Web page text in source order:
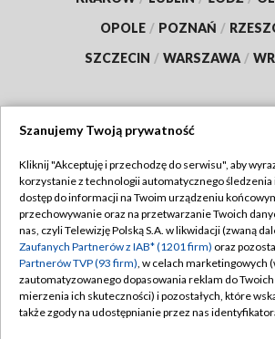
OPOLE / POZNAŃ /
SZCZECIN / WARSZAWA /
TVP
Abonament TVP
Emisja w TVP
Centrum informacji TVP
Naziemna Telewizja Cyfrowa
Regulamin TVP
Polityka
Moje zgody
Pomoc
Szanujemy Twoją prywatność
Kliknij "Akceptuję i przechodzę do serwisu", aby
korzystanie z technologii automatycznego śledzenia
dostęp do informacji na Twoim urządzeniu
przechowywanie oraz na przetwarzanie Twoich
nas, czyli Telewizję Polską S.A. w likwidacji (zwaną
Zaufanych Partnerów z IAB* (1201 firm) oraz
Partnerów TVP (93 firm), w celach marketingowych
zautomatyzowanego dopasowania reklam do
mierzenia ich skuteczności) i pozostałych, które
także zgody na udostępnianie przez nas